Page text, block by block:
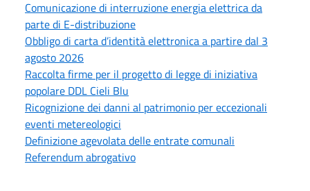
Comunicazione di interruzione energia elettrica da
parte di E-distribuzione
Obbligo di carta d’identità elettronica a partire dal 3
agosto 2026
Raccolta firme per il progetto di legge di iniziativa
popolare DDL Cieli Blu
Ricognizione dei danni al patrimonio per eccezionali
eventi metereologici
Definizione agevolata delle entrate comunali
Referendum abrogativo